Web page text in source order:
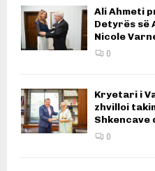
Ali Ahmeti
Detyrës së
Nicole
0
Kryetari i
zhvilloi
Shkencave
0